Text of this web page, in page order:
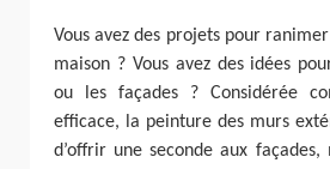
Vous avez des projets pour
maison ? Vous avez des idées
ou les façades ? Considérée
efficace, la peinture des murs
d’offrir une seconde aux